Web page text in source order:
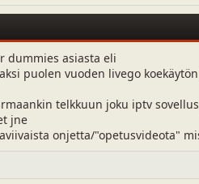
dummies asiasta eli
puolen vuoden livego
telkkuun joku iptv
jne
onjetta/"opetusvideota"